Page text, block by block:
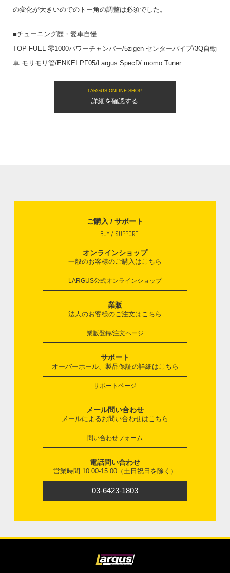
の変化が大きいのでのトー角の調整は必須でした。
■チューニング歴・愛車自慢
TOP FUEL 零1000パワーチャンバー/5zigen センターパイプ/3Q自動
車 モリモリ管/ENKEI PF05/Largus SpecD/ momo Tuner
LARGUS ONLINE SHOP
詳細を確認する
ご購入 / サポート
BUY / SUPPORT
オンラインショップ
一般のお客様のご購入はこちら
LARGUS公式オンラインショップ
業販
法人のお客様のご注文はこちら
業販登録/注文ページ
サポート
オーバーホール、製品保証の詳細はこちら
サポートページ
メール問い合わせ
メールによるお問い合わせはこちら
問い合わせフォーム
電話問い合わせ
営業時間:10:00-15:00（土日祝日を除く）
03-6423-1803